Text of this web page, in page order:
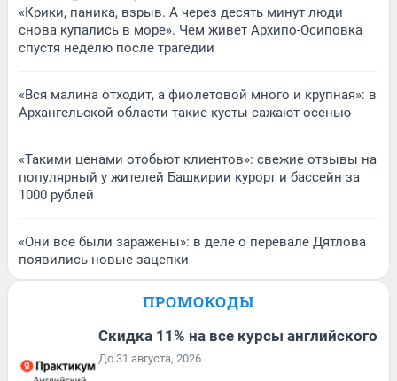
«Крики, паника, взрыв. А через десять минут люди
снова купались в море». Чем живет Архипо-Осиповка
спустя неделю после трагедии
«Вся малина отходит, а фиолетовой много и крупная»: в
Архангельской области такие кусты сажают осенью
«Такими ценами отобьют клиентов»: свежие отзывы на
популярный у жителей Башкирии курорт и бассейн за
1000 рублей
«Они все были заражены»: в деле о перевале Дятлова
появились новые зацепки
ПРОМОКОДЫ
Скидка 11% на все курсы английского
До 31 августа, 2026